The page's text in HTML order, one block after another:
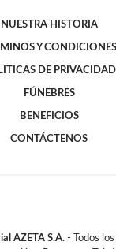
NUESTRA HISTORIA
Y CONDICIONES
DE PRIVACIDAD
FÚNEBRES
BENEFICIOS
CONTÁCTENOS
AZETA S.A. - Todos